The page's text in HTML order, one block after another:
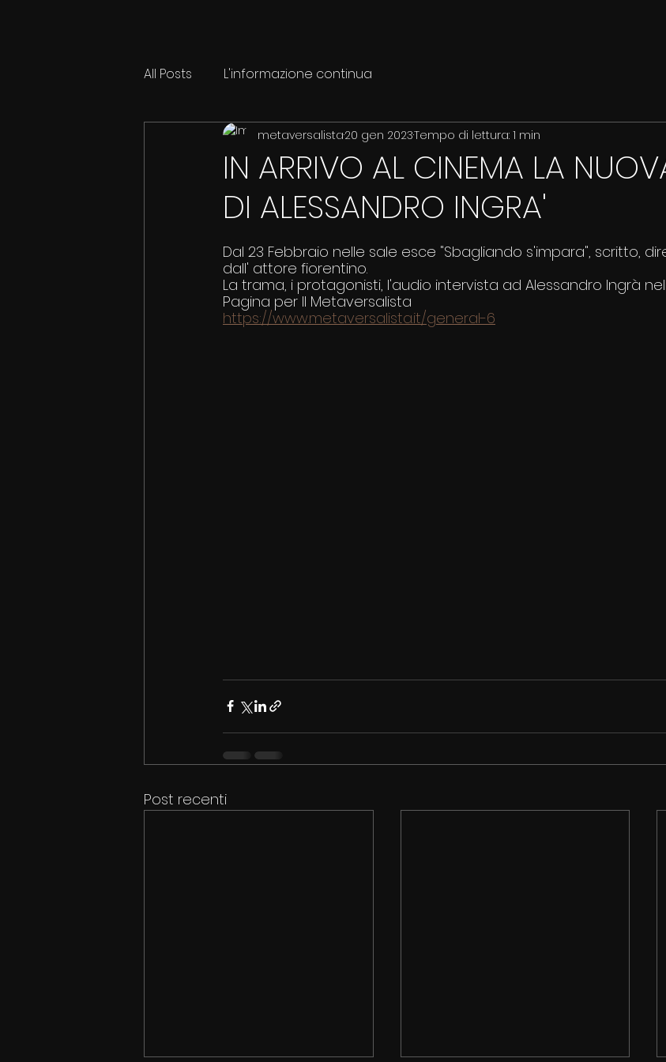
All Posts L'informazione continua
IN ARRIVO AL CINEMA LA
DI ALESSANDRO INGRA'
metaversalista20 gen 2023Tempo di lettura: 1 min
Dal 23 Febbraio nelle sale esce "Sbagliando s'impara", scritto,
dall' attore fiorentino.
La trama, i protagonisti, l'audio intervista ad Alessandro Ingrà
Pagina per Il Metaversalista
https://www.metaversalista.it/general-6
Post recenti